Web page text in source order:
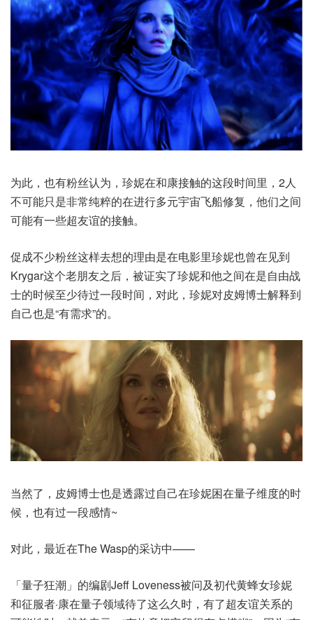
为此，也有粉丝认为，珍妮在和康接触的这段时间里，2人
不可能只是非常纯粹的在进行多元宇宙飞船修复，他们之间
可能有一些超友谊的接触。
促成不少粉丝这样去想的理由是在电影里珍妮也曾在见到
Krygar这个老朋友之后，被证实了珍妮和他之间在是自由战
士的时候至少待过一段时间，对此，珍妮对皮姆博士解释到
自己也是“有需求”的。
当然了，皮姆博士也是透露过自己在珍妮困在量子维度的时
候，也有过一段感情~
对此，最近在The Wasp的采访中——
「量子狂潮」的编剧Jeff Loveness被问及初代黄蜂女珍妮
和征服者·康在量子领域待了这么久时，有了超友谊关系的